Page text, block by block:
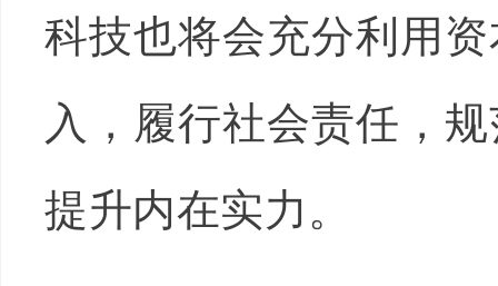
科技也将会充分利用
入，履行社会责任，
提升内在实力。